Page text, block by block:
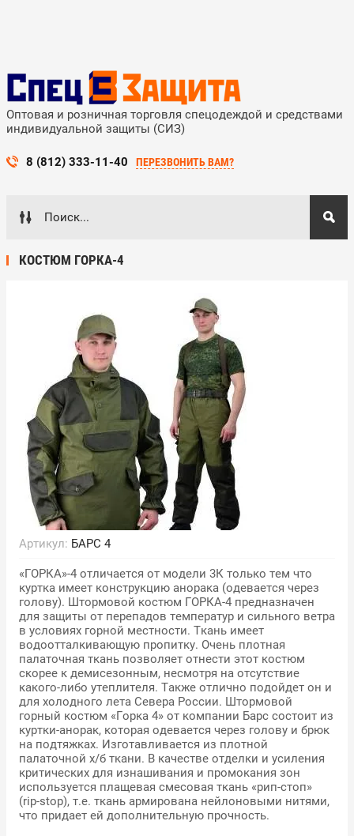
Оптовая и розничная торговля спецодеждой и средствами
индивидуальной защиты (СИЗ)
8 (812) 333-11-40 ПЕРЕЗВОНИТЬ ВАМ?
КОСТЮМ ГОРКА-4
Артикул: БАРС 4
«ГОРКА»-4 отличается от модели 3К только тем что
куртка имеет конструкцию анорака (одевается через
голову). Штормовой костюм ГОРКА-4 предназначен
для защиты от перепадов температур и сильного ветра
в условиях горной местности. Ткань имеет
водоотталкивающую пропитку. Очень плотная
палаточная ткань позволяет отнести этот костюм
скорее к демисезонным, несмотря на отсутствие
какого-либо утеплителя. Также отлично подойдет он и
для холодного лета Севера России. Штормовой
горный костюм «Горка 4» от компании Барс состоит из
куртки-анорак, которая одевается через голову и брюк
на подтяжках. Изготавливается из плотной
палаточной х/б ткани. В качестве отделки и усиления
критических для изнашивания и промокания зон
используется плащевая смесовая ткань «рип-стоп»
(rip-stop), т.е. ткань армирована нейлоновыми нитями,
что придает ей дополнительную прочность.